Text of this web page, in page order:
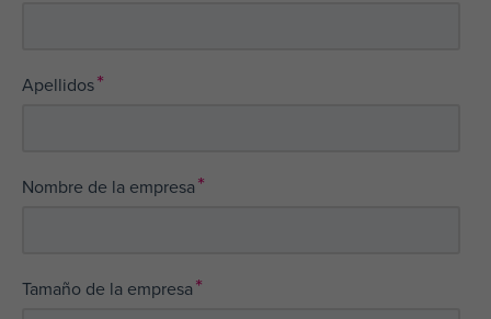
Apellidos*
Nombre de la empresa*
Tamaño de la empresa*